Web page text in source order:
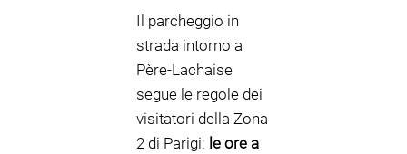
Il parcheggio in
strada intorno a
Père-Lachaise
segue le regole dei
visitatori della Zona
2 di Parigi: le ore a